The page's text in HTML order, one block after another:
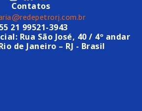
Contatos
21 99521-3943
Rua São José, 40 / 4º andar
de Janeiro – RJ - Brasil